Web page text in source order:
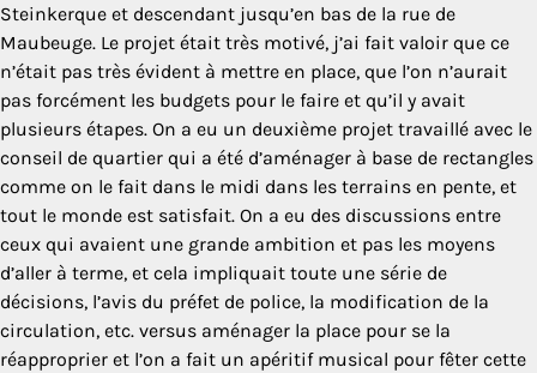
Steinkerque et descendant jusqu’en bas de la rue de
Maubeuge. Le projet était très motivé, j’ai fait valoir que ce
n’était pas très évident à mettre en place, que l’on n’aurait
pas forcément les budgets pour le faire et qu’il y avait
plusieurs étapes. On a eu un deuxième projet travaillé avec le
conseil de quartier qui a été d’aménager à base de rectangles
comme on le fait dans le midi dans les terrains en pente, et
tout le monde est satisfait. On a eu des discussions entre
ceux qui avaient une grande ambition et pas les moyens
d’aller à terme, et cela impliquait toute une série de
décisions, l’avis du préfet de police, la modification de la
circulation, etc. versus aménager la place pour se la
réapproprier et l’on a fait un apéritif musical pour fêter cette